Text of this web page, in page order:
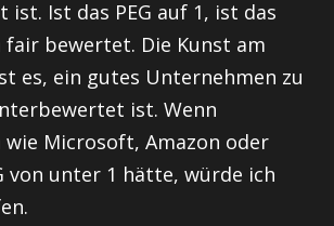
Ist das PEG auf 1, ist das
bewertet. Die Kunst am
es, ein gutes Unternehmen zu
ist. Wenn
Microsoft, Amazon oder
von unter 1 hätte, würde ich